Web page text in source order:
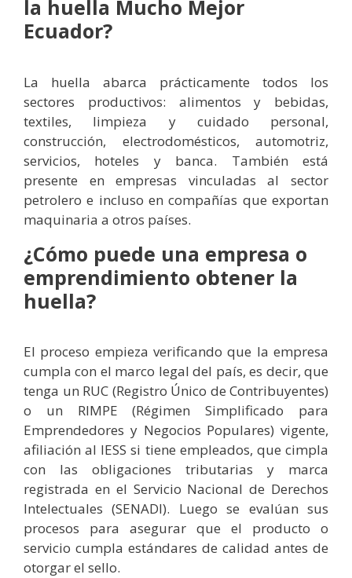
la huella Mucho Mejor
Ecuador?
La huella abarca prácticamente todos los
sectores productivos: alimentos y bebidas,
textiles, limpieza y cuidado personal,
construcción, electrodomésticos, automotriz,
servicios, hoteles y banca. También está
presente en empresas vinculadas al sector
petrolero e incluso en compañías que exportan
maquinaria a otros países.
¿Cómo puede una empresa o
emprendimiento obtener la
huella?
El proceso empieza verificando que la empresa
cumpla con el marco legal del país, es decir, que
tenga un RUC (Registro Único de Contribuyentes)
o un RIMPE (Régimen Simplificado para
Emprendedores y Negocios Populares) vigente,
afiliación al IESS si tiene empleados, que cimpla
con las obligaciones tributarias y marca
registrada en el Servicio Nacional de Derechos
Intelectuales (SENADI). Luego se evalúan sus
procesos para asegurar que el producto o
servicio cumpla estándares de calidad antes de
otorgar el sello.